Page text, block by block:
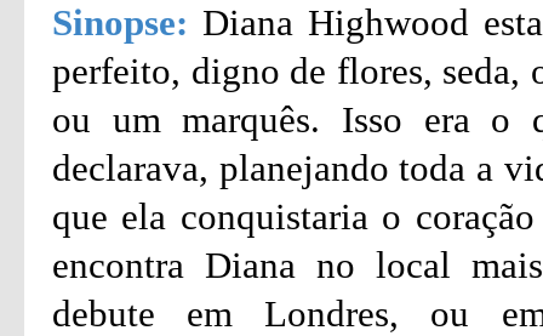
Sinopse: Diana Highwood
perfeito, digno de flores, seda,
ou um marquês. Isso era o
declarava, planejando toda a
que ela conquistaria o
encontra Diana no local
debute em Londres, ou